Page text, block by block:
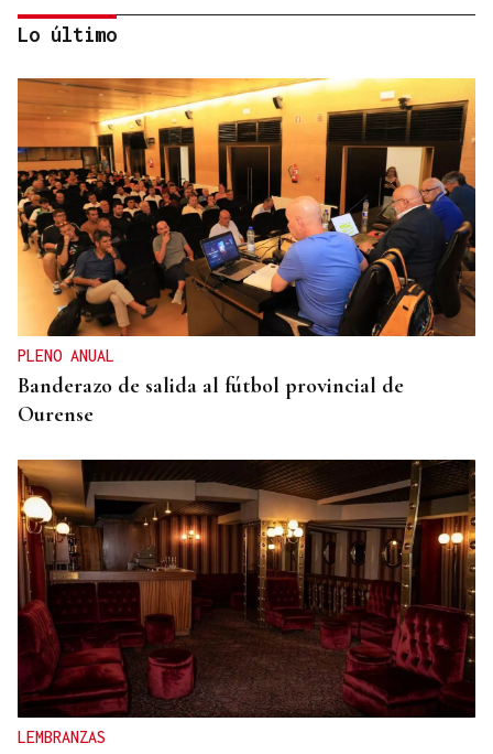
CRIMEN EN A GRANXA
La jueza insta al CHUO a notificarle el alta de la
presunta matricida de O Carballiño
Lo último
PLENO ANUAL
Banderazo de salida al fútbol provincial de
Ourense
LEMBRANZAS